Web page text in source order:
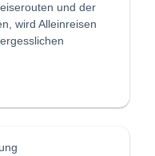
und der
wird Alleinreisen